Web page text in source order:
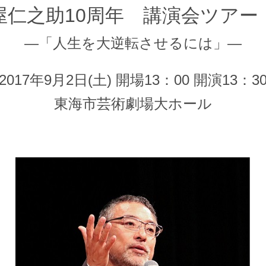
仁之助10周年 講演会ツアー
―「人生を大逆転させるには」―
年9月2日(土) 開場13：00 開演13：
東海市芸術劇場大ホール